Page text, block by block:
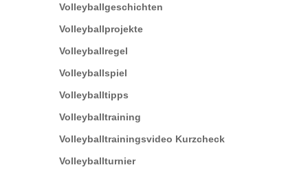
Volleyballgeschichten
Volleyballprojekte
Volleyballregel
Volleyballspiel
Volleyballtipps
Volleyballtraining
Volleyballtrainingsvideo Kurzcheck
Volleyballturnier